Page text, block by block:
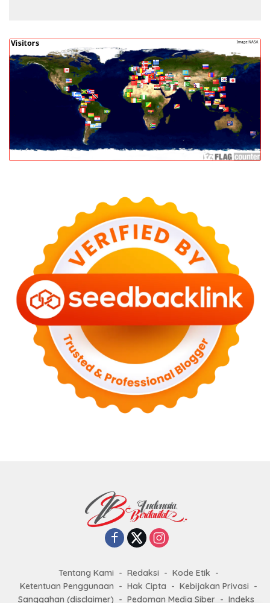
Tentang Kami Redaksi
Kode Etik
Ketentuan Penggunaan
Hak Cipta
Kebijakan Privasi
Sanggahan (disclaimer)
Pedoman Media Siber Indeks